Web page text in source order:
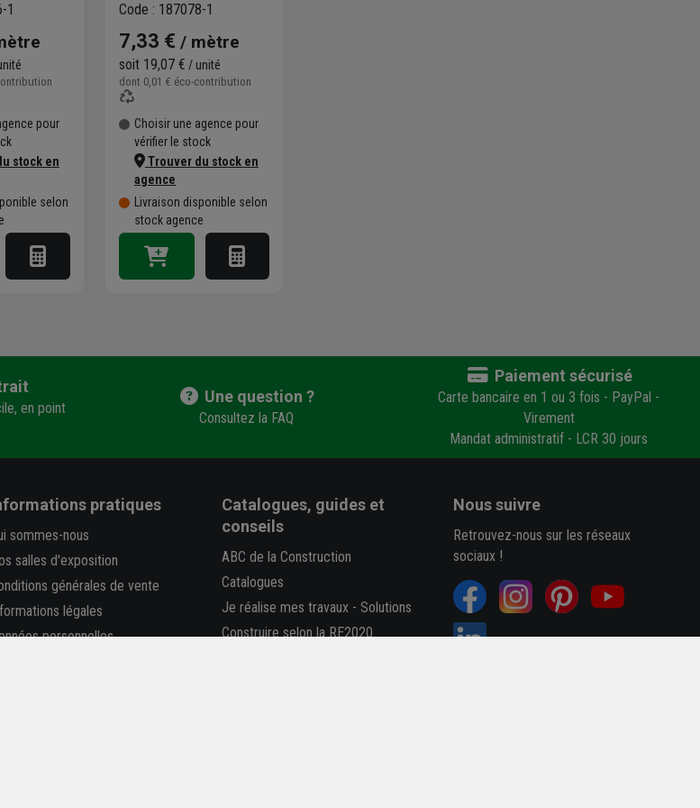
1
pour
stock en
selon
Code : 187078-1
7,33 € / mètre
soit 19,07 € / unité
dont 0,01 € éco-contribution
Choisir une agence pour
vérifier le stock
Trouver du stock en
agence
Livraison disponible selon
stock agence
en point
Une question ?
Consultez la FAQ
Paiement sécurisé
Carte bancaire en 1 ou 3 fois - PayPal -
Virement
Mandat administratif - LCR 30 jours
pratiques
sommes-nous
salles d'exposition
générales de vente
légales
personnelles
Catalogues, guides et
conseils
ABC de la Construction
Catalogues
Je réalise mes travaux- Solutions
Construire selon la RE2020
Nous suivre
Retrouvez-nous sur les réseaux
sociaux !